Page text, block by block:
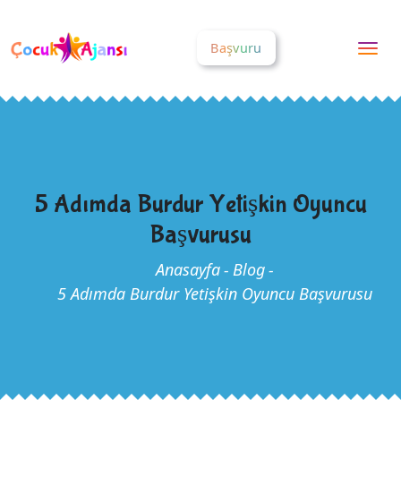
Başvuru
5 Adımda Burdur Yetişkin Oyuncu
Başvurusu
Anasayfa- Blog-
5 Adımda Burdur Yetişkin Oyuncu Başvurusu